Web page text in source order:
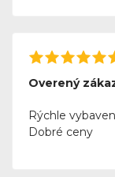
Overený
Rýchle
Dobré ceny